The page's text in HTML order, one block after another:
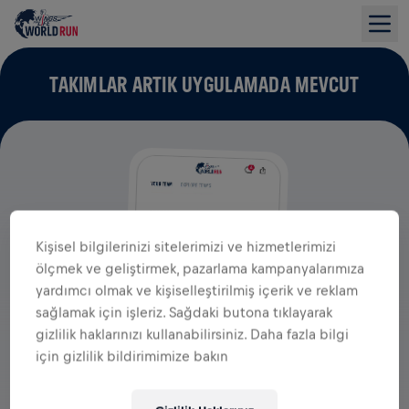
TAKIMLAR ARTIK UYGULAMADA MEVCUT
Kişisel bilgilerinizi sitelerimizi ve hizmetlerimizi
ölçmek ve geliştirmek, pazarlama kampanyalarımıza
yardımcı olmak ve kişiselleştirilmiş içerik ve reklam
sağlamak için işleriz. Sağdaki butona tıklayarak
gizlilik haklarınızı kullanabilirsiniz. Daha fazla bilgi
için gizlilik bildirimimize bakın